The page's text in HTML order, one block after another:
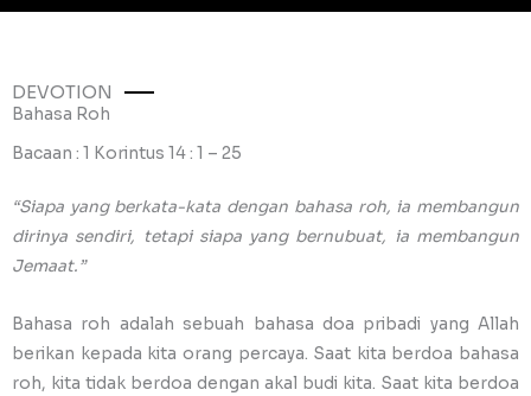
DEVOTION
Bahasa Roh
Bacaan : 1 Korintus 14 : 1 – 25
“Siapa yang berkata-kata dengan bahasa roh, ia membangun
dirinya sendiri, tetapi siapa yang bernubuat, ia membangun
Jemaat.”
Bahasa roh adalah sebuah bahasa doa pribadi yang Allah
berikan kepada kita orang percaya. Saat kita berdoa bahasa
roh, kita tidak berdoa dengan akal budi kita. Saat kita berdoa